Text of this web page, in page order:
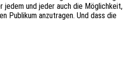
und jeder auch die Möglich­keit,
Publi­kum anzu­tra­gen. Und dass die